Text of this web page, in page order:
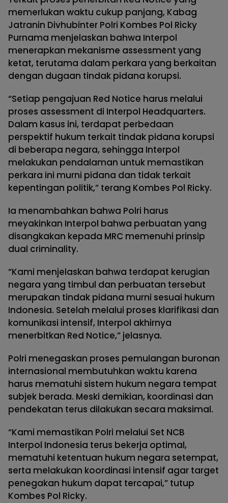
memerlukan waktu cukup panjang, Kabag
Jatranin Divhubinter Polri Kombes Pol Ricky
Purnama menjelaskan bahwa Interpol
menerapkan mekanisme assessment yang
ketat, terutama dalam perkara yang berkaitan
dengan dugaan tindak pidana korupsi.
“Setiap pengajuan Red Notice harus melalui
proses assessment di Interpol Headquarters.
Dalam kasus ini, terdapat perbedaan
perspektif hukum terkait tindak pidana korupsi
di beberapa negara, sehingga Interpol
melakukan pendalaman untuk memastikan
perkara ini murni pidana dan tidak terkait
kepentingan politik,” terang Kombes Pol Ricky.
Ia menambahkan bahwa Polri harus
meyakinkan Interpol bahwa perbuatan yang
disangkakan kepada MRC memenuhi prinsip
dual criminality.
“Kami menjelaskan bahwa terdapat kerugian
negara yang timbul dan perbuatan tersebut
merupakan tindak pidana murni sesuai hukum
Indonesia. Setelah melalui proses klarifikasi dan
komunikasi intensif, Interpol akhirnya
menerbitkan Red Notice,” jelasnya.
Polri menegaskan proses pemulangan buronan
internasional membutuhkan waktu karena
harus mematuhi sistem hukum negara tempat
subjek berada. Meski demikian, koordinasi dan
pendekatan terus dilakukan secara maksimal.
“Kami memastikan Polri melalui Set NCB
Interpol Indonesia terus bekerja optimal,
mematuhi ketentuan hukum negara setempat,
serta melakukan koordinasi intensif agar target
penegakan hukum dapat tercapai,” tutup
Kombes Pol Ricky.